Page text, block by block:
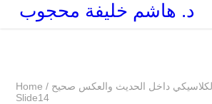
د. هاشم خليفة محجوب
Home / داخل الحديث والعكس صحيح
Slide14